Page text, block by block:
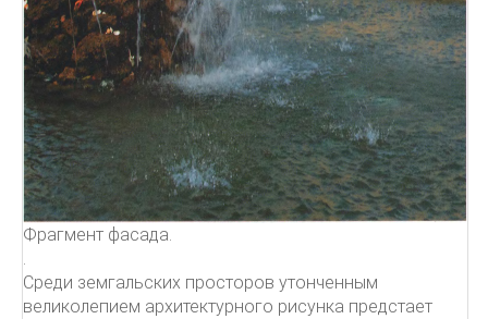
Фрагмент фасада.
.
Среди земгальских просторов утонченным
великолепием архитектурного рисунка предстает